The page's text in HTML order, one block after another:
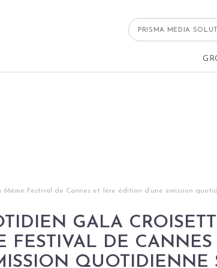
PRISMA MEDIA
Festival de Cannes et 1ère édition d’une émission
GALA
FESTIVAL DE CANNES
QUOTIDIENNE